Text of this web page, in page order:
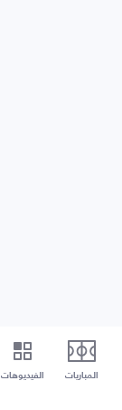
المباريات الفيديوهات